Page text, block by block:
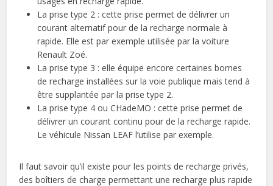
La prise type 2 : cette prise permet de délivrer un
courant alternatif pour de la recharge normale à
rapide. Elle est par exemple utilisée par la voiture
Renault Zoé.
La prise type 3 : elle équipe encore certaines bornes
de recharge installées sur la voie publique mais tend à
être supplantée par la prise type 2.
La prise type 4 ou CHadeMO : cette prise permet de
délivrer un courant continu pour de la recharge rapide.
Le véhicule Nissan LEAF l’utilise par exemple.
Il faut savoir qu’il existe pour les points de recharge privés,
des boîtiers de charge permettant une recharge plus rapide